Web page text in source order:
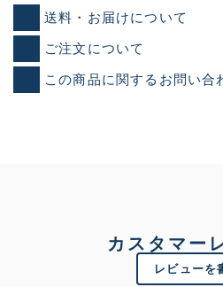
送料・お届けについて
ご注文について
この商品に関するお問い合
カスタマー
レビューを